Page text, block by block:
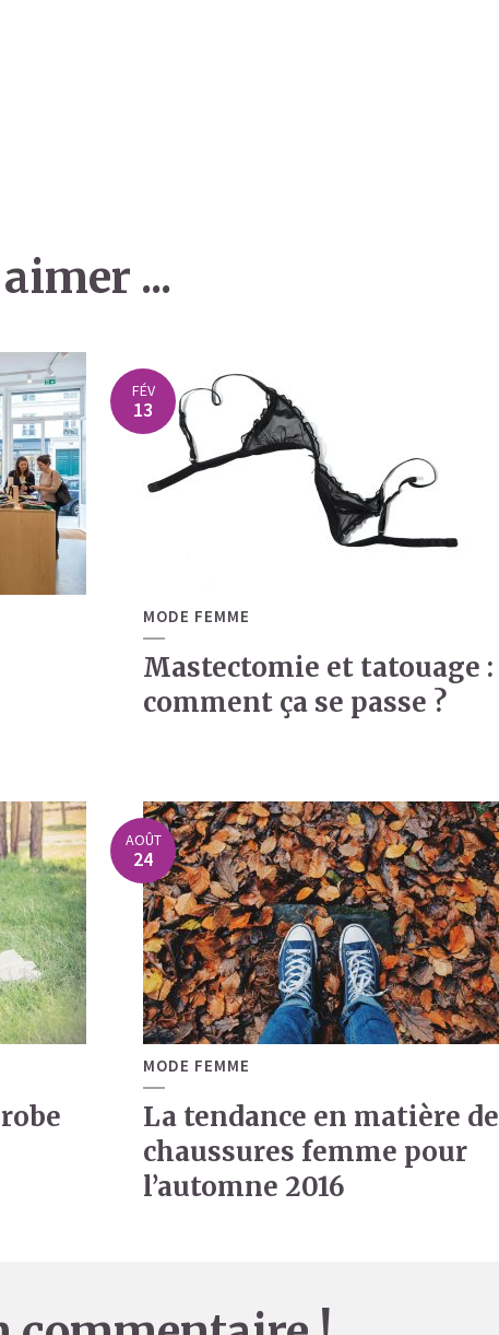
...
FÉV
13
MODE FEMME
Mastectomie et tatouage :
comment ça se passe ?
AOÛT
24
MODE FEMME
La tendance en matière de
chaussures femme pour
l’automne 2016